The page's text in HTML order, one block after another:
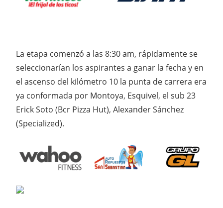
La etapa comenzó a las 8:30 am, rápidamente se
seleccionarían los aspirantes a ganar la fecha y en
el ascenso del kilómetro 10 la punta de carrera era
ya conformada por Montoya, Esquivel, el sub 23
Erick Soto (Bcr Pizza Hut), Alexander Sánchez
(Specialized).